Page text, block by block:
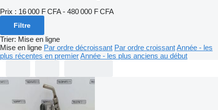
Prix : 16 000 F CFA - 480 000 F CFA
Filtre
Trier: Mise en ligne
Mise en ligne Par ordre décroissant Par ordre croissantAnnée - les
plus récentes en premierAnnée - les plus anciens au début